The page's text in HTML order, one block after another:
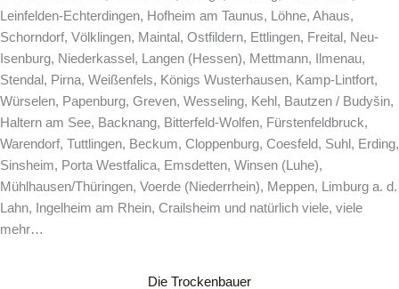
Leinfelden-Echterdingen, Hofheim am Taunus, Löhne, Ahaus,
Schorndorf, Völklingen, Maintal, Ostfildern, Ettlingen, Freital, Neu-
Isenburg, Niederkassel, Langen (Hessen), Mettmann, Ilmenau,
Stendal, Pirna, Weißenfels, Königs Wusterhausen, Kamp-Lintfort,
Würselen, Papenburg, Greven, Wesseling, Kehl, Bautzen / Budyšin,
Haltern am See, Backnang, Bitterfeld-Wolfen, Fürstenfeldbruck,
Warendorf, Tuttlingen, Beckum, Cloppenburg, Coesfeld, Suhl, Erding,
Sinsheim, Porta Westfalica, Emsdetten, Winsen (Luhe),
Mühlhausen/Thüringen, Voerde (Niederrhein), Meppen, Limburg a. d.
Lahn, Ingelheim am Rhein, Crailsheim und natürlich viele, viele
mehr…
Die Trockenbauer